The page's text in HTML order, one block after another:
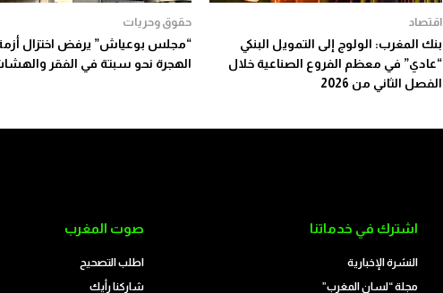
اقتصاد
بنك المغرب: الولوج إلى التمويل البنكي
“عادي” في معظم الفروع الصناعية خلال
الفصل الثاني من 2026
حقوق وحريات
“مجلس بوعياش” يرفض اختزال
الهجرة نحو سبتة في الفقر
اشترك في خدماتنا
النشرة الإخبارية
مجلة “لسان المغرب”
صوت المغرب
اطلب التصحيح
شاركنا رأيك